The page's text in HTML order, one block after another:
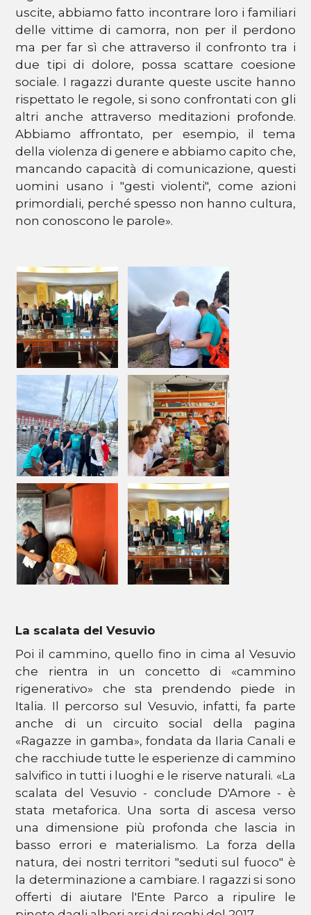
uscite, abbiamo fatto incontrare loro i familiari
delle vittime di camorra, non per il perdono
ma per far sì che attraverso il confronto tra i
due tipi di dolore, possa scattare coesione
sociale. I ragazzi durante queste uscite hanno
rispettato le regole, si sono confrontati con gli
altri anche attraverso meditazioni profonde.
Abbiamo affrontato, per esempio, il tema
della violenza di genere e abbiamo capito che,
mancando capacità di comunicazione, questi
uomini usano i "gesti violenti", come azioni
primordiali, perché spesso non hanno cultura,
non conoscono le parole».
La scalata del Vesuvio
Poi il cammino, quello fino in cima al Vesuvio
che rientra in un concetto di «cammino
rigenerativo» che sta prendendo piede in
Italia. Il percorso sul Vesuvio, infatti, fa parte
anche di un circuito social della pagina
«Ragazze in gamba», fondata da Ilaria Canali e
che racchiude tutte le esperienze di cammino
salvifico in tutti i luoghi e le riserve naturali. «La
scalata del Vesuvio - conclude D'Amore - è
stata metaforica. Una sorta di ascesa verso
una dimensione più profonda che lascia in
basso errori e materialismo. La forza della
natura, dei nostri territori "seduti sul fuoco" è
la determinazione a cambiare. I ragazzi si sono
offerti di aiutare l'Ente Parco a ripulire le